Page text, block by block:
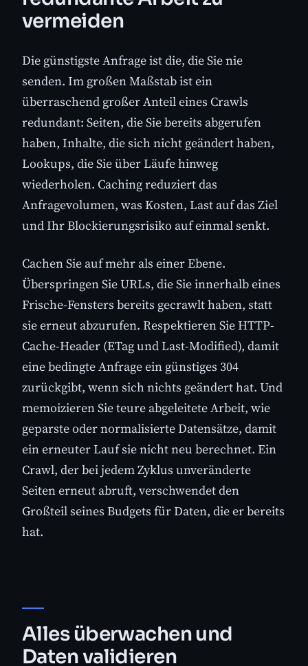
vermeiden
Die günstigste Anfrage ist die, die Sie nie
senden. Im großen Maßstab ist ein
überraschend großer Anteil eines Crawls
redundant: Seiten, die Sie bereits abgerufen
haben, Inhalte, die sich nicht geändert haben,
Lookups, die Sie über Läufe hinweg
wiederholen. Caching reduziert das
Anfragevolumen, was Kosten, Last auf das Ziel
und Ihr Blockierungsrisiko auf einmal senkt.
Cachen Sie auf mehr als einer Ebene.
Überspringen Sie URLs, die Sie innerhalb eines
Frische-Fensters bereits gecrawlt haben, statt
sie erneut abzurufen. Respektieren Sie HTTP-
Cache-Header (ETag und Last-Modified), damit
eine bedingte Anfrage ein günstiges 304
zurückgibt, wenn sich nichts geändert hat. Und
memoizieren Sie teure abgeleitete Arbeit, wie
geparste oder normalisierte Datensätze, damit
ein erneuter Lauf sie nicht neu berechnet. Ein
Crawl, der bei jedem Zyklus unveränderte
Seiten erneut abruft, verschwendet den
Großteil seines Budgets für Daten, die er bereits
hat.
Alles überwachen und
Daten validieren